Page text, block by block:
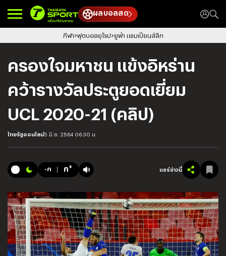
ผลบอลสด
กีฬา ฟุตบอลยุโรป ยูฟ่า แชมเปียนส์ลีก
ครองใจมหาชน แข้งอิหร่าน
คว้ารางวัลประตูยอดเยี่ยม
UCL 2020-21 (คลิป)
ไทยรัฐออนไลน์5 มิ.ย. 2564 06:30 น.
-ก ก+ แชร์ข่าวนี้